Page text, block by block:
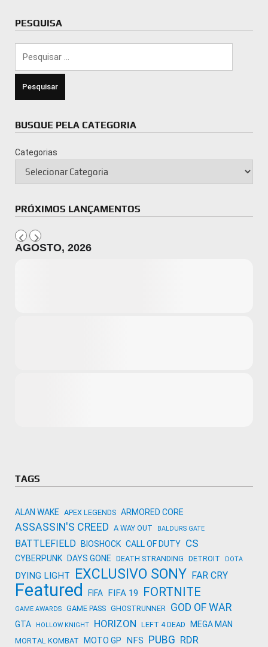
PESQUISA
BUSQUE PELA CATEGORIA
Categorias
PRÓXIMOS LANÇAMENTOS
AGOSTO, 2026
TAGS
ALAN WAKE APEX LEGENDS ARMORED CORE
ASSASSIN'S CREED A WAY OUT BALDURS GATE
BATTLEFIELD BIOSHOCK CALL OF DUTY CS
CYBERPUNK DAYS GONE DEATH STRANDING DETROIT DOTA
DYING LIGHT EXCLUSIVO SONY FAR CRY
Featured FIFA FIFA 19 FORTNITE
GAME AWARDS GAME PASS GHOSTRUNNER GOD OF WAR
GTA HOLLOW KNIGHT HORIZON LEFT 4 DEAD MEGA MAN
MORTAL KOMBAT MOTO GP NFS PUBG RDR